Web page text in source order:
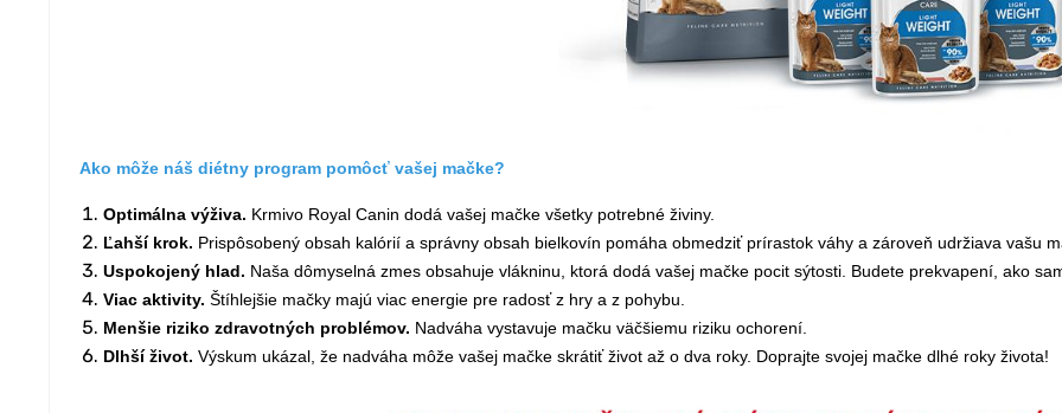
Ako môže náš diétny program pomôcť vašej mačke?
Optimálna výživa. Krmivo Royal Canin dodá vašej mačke všetky potrebné živiny.
Ľahší krok. Prispôsobený obsah kalórií a správny obsah bielkovín pomáha obmedziť prírastok váhy a zároveň udržiava vašu
Uspokojený hlad. Naša dômyselná zmes obsahuje vlákninu, ktorá dodá vašej mačke pocit sýtosti. Budete prekvapení, ako
Viac aktivity. Štíhlejšie mačky majú viac energie pre radosť z hry a z pohybu.
Menšie riziko zdravotných problémov. Nadváha vystavuje mačku väčšiemu riziku ochorení.
Dlhší život. Výskum ukázal, že nadváha môže vašej mačke skrátiť život až o dva roky. Doprajte svojej mačke dlhé roky života!